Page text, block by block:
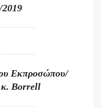
Εκπροσώπου/
Borrell